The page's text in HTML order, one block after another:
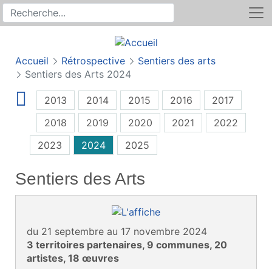
Recherche sur le site
Rechercher
Accueil Rétrospective
Sentiers des arts
Sentiers des Arts 2024
2013 2014 2015 2016
2017
2018
2019 2020 2021
2022
2023
2024 2025
Sentiers des Arts
du 21 septembre au 17 novembre 2024
3 territoires partenaires, 9 communes, 20
artistes, 18 œuvres